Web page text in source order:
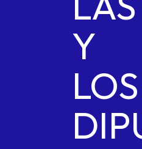
Y
LOS